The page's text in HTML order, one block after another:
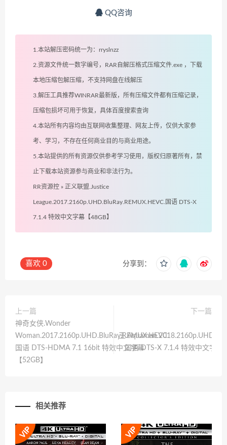
QQ咨询
1.本站解压密码统一为：rryslnzz
2.资源文件统一数字编号，RAR自解压格式压缩文件.exe ，下载
本地压缩包解压缩，不支持网盘在线解压
3.解压工具推荐WINRAR最新版，所有压缩文件都有压缩记录，
压缩包损坏可用于恢复，具体百度搜索查询
4.本站所有内容均由互联网收集整理、网友上传，仅供大家参
考、学习，不存在任何商业目的与商业用途。
5.本站提供的所有资源仅供参考学习使用，版权归原著所有，禁
止下载本站资源参与商业和非法行为。
RR资源控 » 正义联盟.Justice
League.2017.2160p.UHD.BluRay.REMUX.HEVC.国语 DTS-X
7.1.4 特效中文字幕【48GB】
喜欢 0 分享到：
上一篇
神奇女侠.Wonder
Woman.2017.2160p.UHD.BluRay.REMUX.HEVC.
国语 DTS-HDMA 7.1 16bit 特效中文字幕
【52GB】
下一篇
王
国语 DTS-X 7.1.4 特效中文字幕
相关推荐